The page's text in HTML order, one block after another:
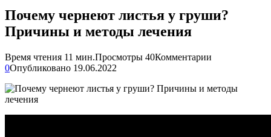
Почему чернеют листья у груши?
Причины и методы лечения
Время чтения 11 мин.Просмотры 40Комментарии
0Опубликовано 19.06.2022